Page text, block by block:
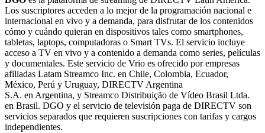
Los suscriptores acceden a lo mejor de la programación nacional e
internacional en vivo y a demanda, para disfrutar de los contenidos
cómo y cuándo quieran en dispositivos tales como smartphones,
tabletas, laptops, computadoras o Smart TVs. El servicio incluye
acceso a TV en vivo y a contenido a demanda como series, películas
y documentales. Este servicio de Vrio es ofrecido por empresas
afiliadas Latam Streamco Inc. en Chile, Colombia, Ecuador,
México, Perú y Uruguay, DIRECTV Argentina
S.A. en Argentina, y Streamco Distribuição de Vídeo Brasil Ltda.
en Brasil. DGO y el servicio de televisión paga de DIRECTV son
servicios separados que requieren suscripciones con tarifas y cargos
independientes.